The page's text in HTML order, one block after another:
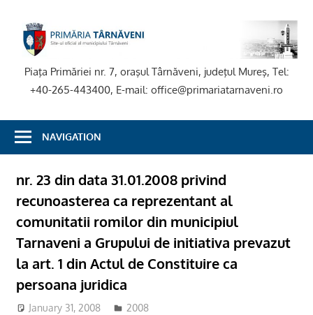
content
Piaţa Primăriei nr. 7, oraşul Târnăveni, judeţul Mureş, Tel:
+40-265-443400, E-mail: office@primariatarnaveni.ro
NAVIGATION
nr. 23 din data 31.01.2008 privind
recunoasterea ca reprezentant al
comunitatii romilor din municipiul
Tarnaveni a Grupului de initiativa prevazut
la art. 1 din Actul de Constituire ca
persoana juridica
January 31, 2008 2008